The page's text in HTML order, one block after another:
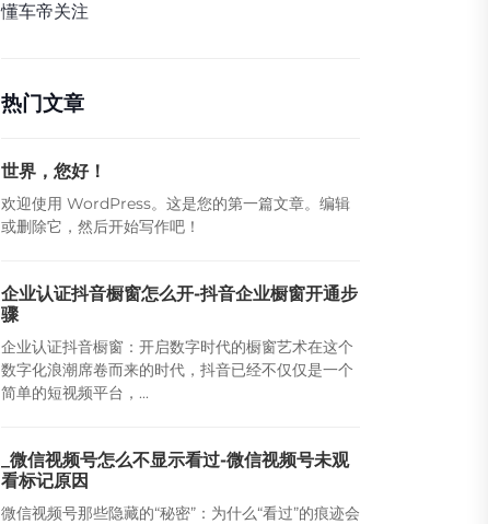
懂车帝关注
热门文章
世界，您好！
欢迎使用 WordPress。这是您的第一篇文章。编辑
或删除它，然后开始写作吧！
企业认证抖音橱窗怎么开-抖音企业橱窗开通步
骤
企业认证抖音橱窗：开启数字时代的橱窗艺术在这个
数字化浪潮席卷而来的时代，抖音已经不仅仅是一个
简单的短视频平台，...
_微信视频号怎么不显示看过-微信视频号未观
看标记原因
微信视频号那些隐藏的“秘密”：为什么“看过”的痕迹会